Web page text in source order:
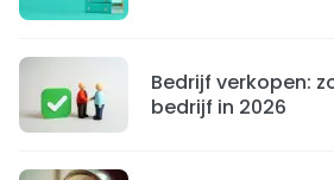
Bedrijf verkopen:
bedrijf in 2026